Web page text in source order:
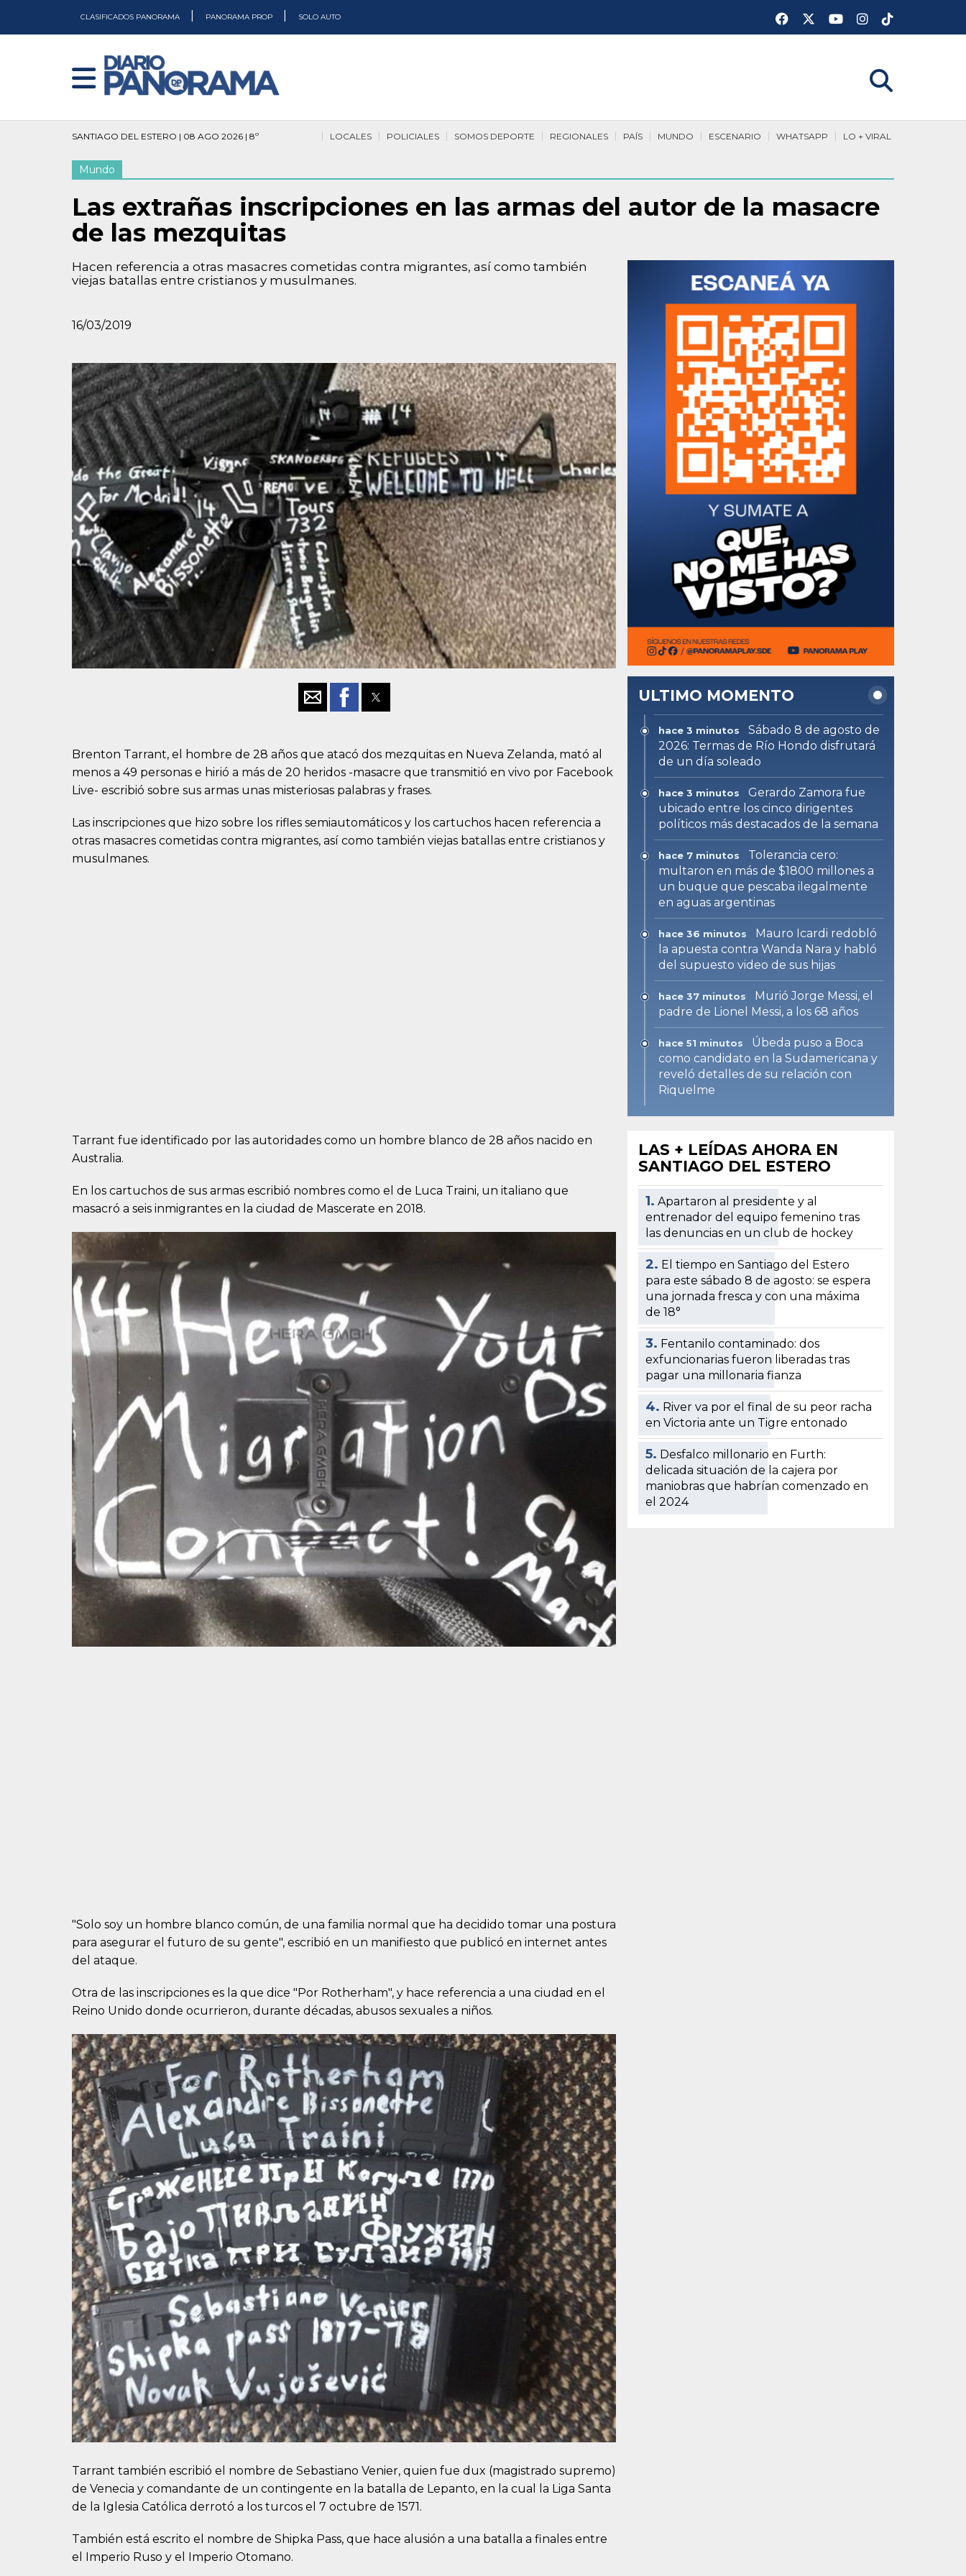
CLASIFICADOS PANORAMA PANORAMA PROP SOLO AUTO
SANTIAGO DEL ESTERO | 08 AGO 2026 | 8º LO + VIRAL
WHATSAPP
ESCENARIO
MUNDO
PAÍS
REGIONALES
SOMOS DEPORTE
POLICIALES
LOCALES
Mundo
Las extrañas inscripciones en las armas del autor de la masacre
de las mezquitas
Hacen referencia a otras masacres cometidas contra migrantes, así como también
viejas batallas entre cristianos y musulmanes.
16/03/2019
Brenton Tarrant, el hombre de 28 años que atacó dos mezquitas en Nueva Zelanda, mató al
menos a 49 personas e hirió a más de 20 heridos -masacre que transmitió en vivo por Facebook
Live- escribió sobre sus armas unas misteriosas palabras y frases.
Las inscripciones que hizo sobre los rifles semiautomáticos y los cartuchos hacen referencia a
otras masacres cometidas contra migrantes, así como también viejas batallas entre cristianos y
musulmanes.
Tarrant fue identificado por las autoridades como un hombre blanco de 28 años nacido en
Australia.
En los cartuchos de sus armas escribió nombres como el de Luca Traini, un italiano que
masacró a seis inmigrantes en la ciudad de Mascerate en 2018.
"Solo soy un hombre blanco común, de una familia normal que ha decidido tomar una postura
para asegurar el futuro de su gente", escribió en un manifiesto que publicó en internet antes
del ataque.
Otra de las inscripciones es la que dice "Por Rotherham", y hace referencia a una ciudad en el
Reino Unido donde ocurrieron, durante décadas, abusos sexuales a niños.
Tarrant también escribió el nombre de Sebastiano Venier, quien fue dux (magistrado supremo)
de Venecia y comandante de un contingente en la batalla de Lepanto, en la cual la Liga Santa
de la Iglesia Católica derrotó a los turcos el 7 octubre de 1571.
También está escrito el nombre de Shipka Pass, que hace alusión a una batalla a finales entre
el Imperio Ruso y el Imperio Otomano.
ULTIMO MOMENTO
hace 3 minutos
Sábado 8 de agosto de
2026: Termas de Río Hondo disfrutará
de un día soleado
hace 3 minutos
Gerardo Zamora fue
ubicado entre los cinco dirigentes
políticos más destacados de la semana
hace 7 minutos
Tolerancia cero:
multaron en más de $1800 millones a
un buque que pescaba ilegalmente
en aguas argentinas
hace 36 minutos
Mauro Icardi redobló
la apuesta contra Wanda Nara y habló
del supuesto video de sus hijas
hace 37 minutos
Murió Jorge Messi, el
padre de Lionel Messi, a los 68 años
hace 51 minutos
Úbeda puso a Boca
como candidato en la Sudamericana y
reveló detalles de su relación con
Riquelme
LAS + LEÍDAS AHORA EN
SANTIAGO DEL ESTERO
1. Apartaron al presidente y al
entrenador del equipo femenino tras
las denuncias en un club de hockey
2. El tiempo en Santiago del Estero
para este sábado 8 de agosto: se espera
una jornada fresca y con una máxima
de 18°
3. Fentanilo contaminado: dos
exfuncionarias fueron liberadas tras
pagar una millonaria fianza
4. River va por el final de su peor racha
en Victoria ante un Tigre entonado
5. Desfalco millonario en Furth:
delicada situación de la cajera por
maniobras que habrían comenzado en
el 2024